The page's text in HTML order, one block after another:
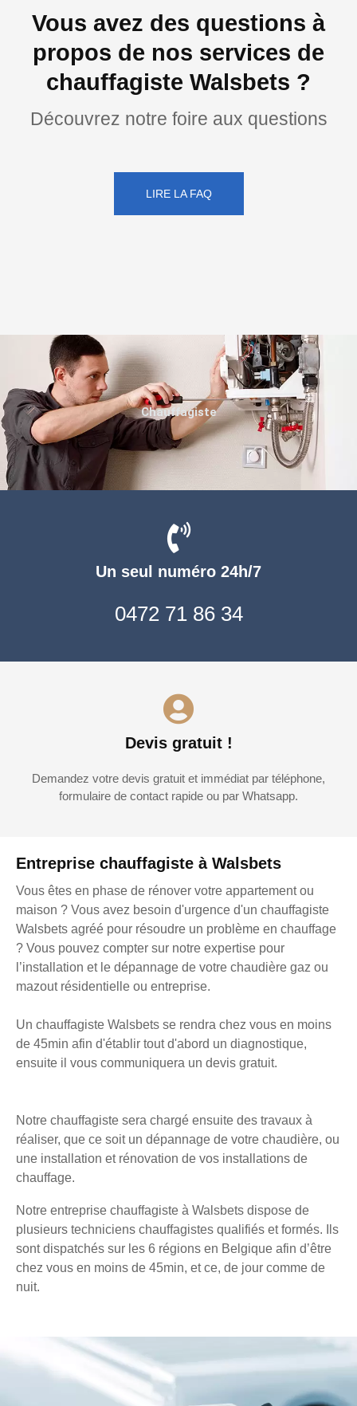
Vous avez des questions à
propos de nos services de
chauffagiste Walsbets ?
Découvrez notre foire aux questions
LIRE LA FAQ
Entreprise chauffagiste à Walsbets
Vous êtes en phase de rénover votre appartement ou
maison ? Vous avez besoin d'urgence d'un chauffagiste
Walsbets agréé pour résoudre un problème en chauffage
? Vous pouvez compter sur notre expertise pour
l’installation et le dépannage de votre chaudière gaz ou
mazout résidentielle ou entreprise.
Un chauffagiste Walsbets se rendra chez vous en moins
de 45min afin d'établir tout d'abord un diagnostique,
ensuite il vous communiquera un devis gratuit.
Notre chauffagiste sera chargé ensuite des travaux à
réaliser, que ce soit un dépannage de votre chaudière, ou
une installation et rénovation de vos installations de
chauffage.
Notre entreprise chauffagiste à Walsbets dispose de
plusieurs techniciens chauffagistes qualifiés et formés. Ils
sont dispatchés sur les 6 régions en Belgique afin d’être
chez vous en moins de 45min, et ce, de jour comme de
nuit.
Un seul numéro 24h/7
0472 71 86 34
Devis gratuit !
Demandez votre devis gratuit et immédiat par téléphone,
formulaire de contact rapide ou par Whatsapp.
Chauffagiste